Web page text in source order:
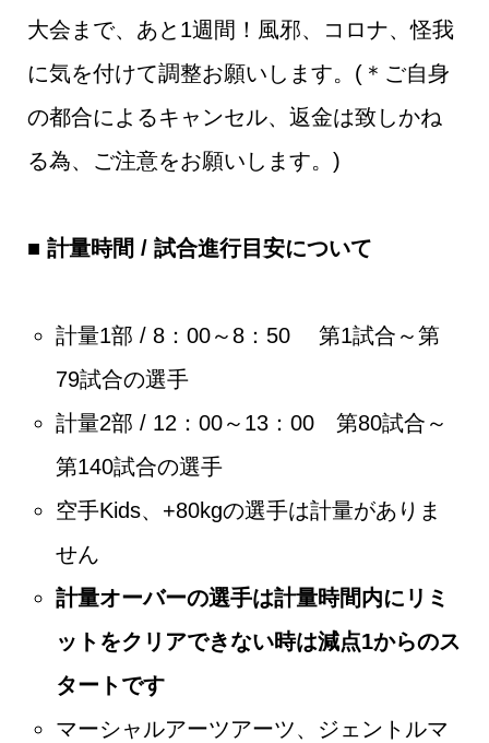
大会まで、あと1週間！風邪、コロナ、怪我
に気を付けて調整お願いします。(＊ご自身
の都合によるキャンセル、返金は致しかね
る為、ご注意をお願いします。)
■ 計量時間 / 試合進行目安について
計量1部 / 8：00～8：50 第1試合～第
79試合の選手
計量2部 / 12：00～13：00 第80試合～
第140試合の選手
空手Kids、+80kgの選手は計量がありま
せん
計量オーバーの選手は計量時間内にリミ
ットをクリアできない時は減点1からのス
タートです
マーシャルアーツアーツ、ジェントルマ